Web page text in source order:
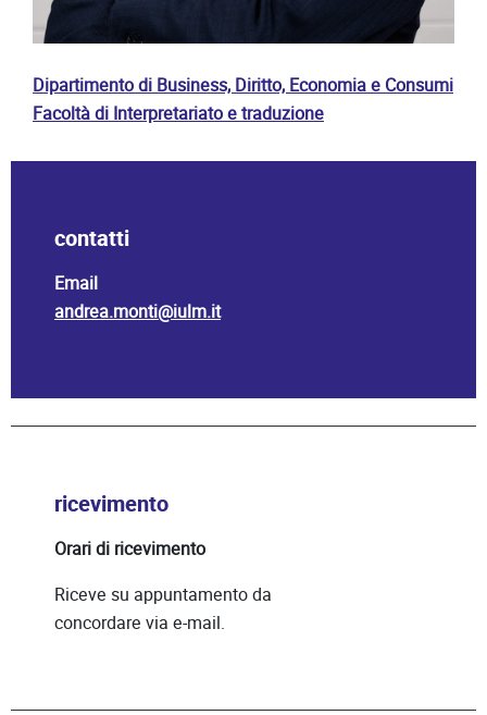
Dipartimento di Business, Diritto, Economia e Consumi
Facoltà di Interpretariato e traduzione
contatti
Email
andrea.monti@iulm.it
ricevimento
Orari di ricevimento
Riceve su appuntamento da
concordare via e-mail.